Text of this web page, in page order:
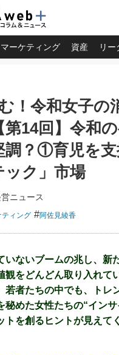
マーケティング 資産 リー
！令和女子の
第14回】令和
調？①育児を支
ック」市場
ニュース
ティング #阿佐見綾香
ないブームの兆し、新
観をどんどん取り入れて
若者たちの中でも、トレ
秘めた女性たちの“イン
トを創るヒントが見えて